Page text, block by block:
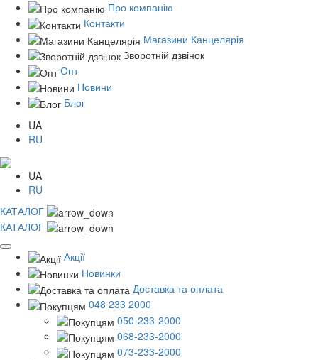
Про компанію
Контакти
Магазини Канцелярія
Зворотній дзвінок
Опт
Новини
Блог
UA
RU
UA
RU
КАТАЛОГ
КАТАЛОГ
Акції
Новинки
Доставка та оплата
048 233 2000
050-233-2000
068-233-2000
073-233-2000